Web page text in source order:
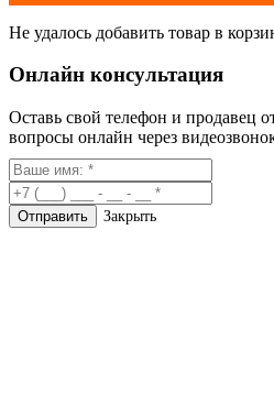
Не удалось добавить товар в
Онлайн консультация
Оставь свой телефон и продавец
вопросы онлайн через
Закрыть